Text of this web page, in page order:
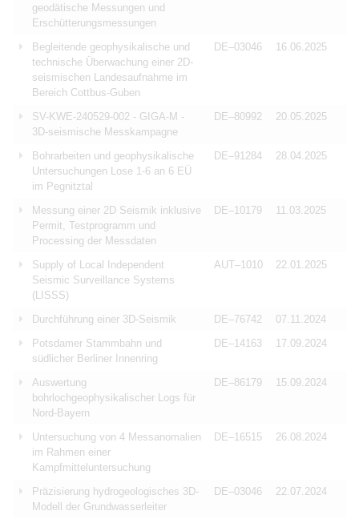
geodätische Messungen und
Erschütterungsmessungen
Begleitende geophysikalische und
technische Überwachung einer 2D-
seismischen Landesaufnahme im
Bereich Cottbus-Guben
DE–03046 16.06.2025
SV-KWE-240529-002 - GIGA-M -
3D-seismische Messkampagne
DE–80992 20.05.2025
Bohrarbeiten und geophysikalische
Untersuchungen Lose 1-6 an 6 EÜ
im Pegnitztal
DE–91284 28.04.2025
Messung einer 2D Seismik inklusive
Permit, Testprogramm und
Processing der Messdaten
DE–10179 11.03.2025
Supply of Local Independent
Seismic Surveillance Systems
(LISSS)
AUT–1010 22.01.2025
Durchführung einer 3D-Seismik DE–76742
07.11.2024
Potsdamer Stammbahn und
südlicher Berliner Innenring
DE–14163 17.09.2024
Auswertung
bohrlochgeophysikalischer Logs für
Nord-Bayern
DE–86179 15.09.2024
Untersuchung von 4 Messanomalien
im Rahmen einer
Kampfmitteluntersuchung
DE–16515 26.08.2024
Präzisierung hydrogeologisches 3D-
Modell der Grundwasserleiter
DE–03046 22.07.2024